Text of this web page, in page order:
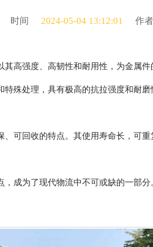
时间 2024-05-04 13:12:01 作者
其高强度、高韧性和耐用性，为金属
殊处理，具有极高的抗拉强度和耐
可回收的特点。其使用寿命长，可
成为了现代物流中不可或缺的一部